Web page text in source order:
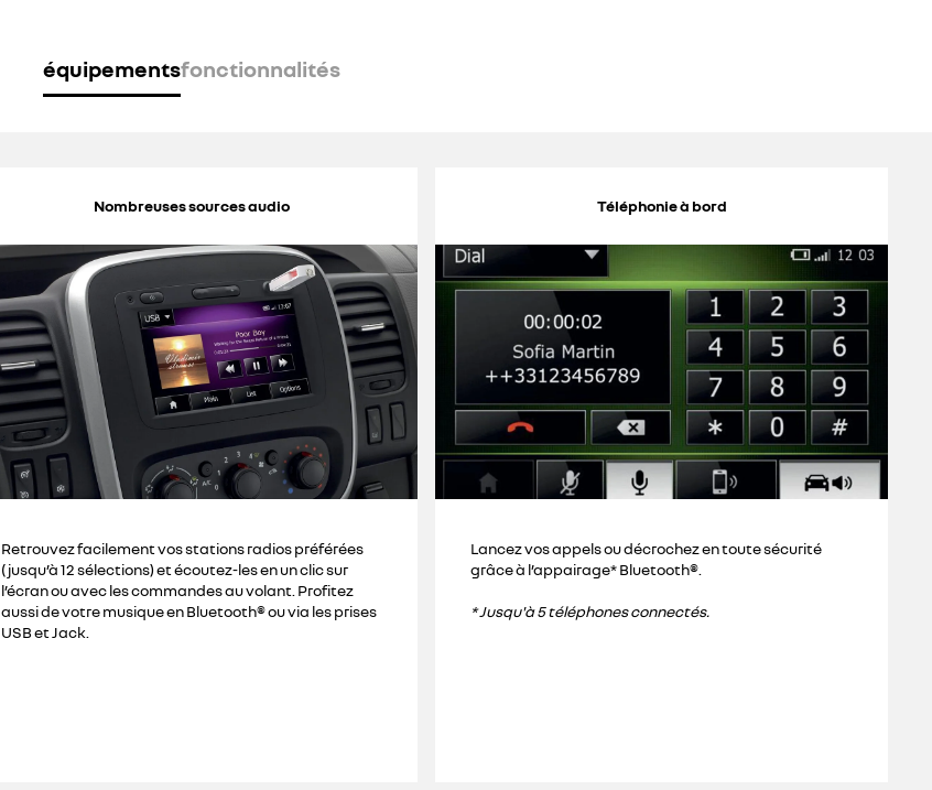
équipementsfonctionnalités
Nombreuses sources audio
Retrouvez facilement vos stations radios préférées
(jusqu’à 12 sélections) et écoutez-les en un clic sur
l’écran ou avec les commandes au volant. Profitez
aussi de votre musique en Bluetooth® ou via les prises
USB et Jack.
Téléphonie à bord
Lancez vos appels ou décrochez en toute sécurité
grâce à l’appairage* Bluetooth®.
* Jusqu'à 5 téléphones connectés.